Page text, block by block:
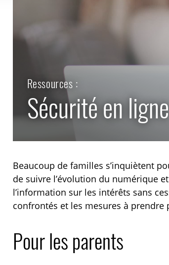
TOGGLE RESSOURCES SUBLIST
TOGGLE RECHERCHE SUBLIST
Ressources :
Sécurité en ligne
Beaucoup de familles s’inquiètent
de suivre l’évolution du numérique
l’information sur les intérêts sans
confrontés et les mesures à
Pour les parents